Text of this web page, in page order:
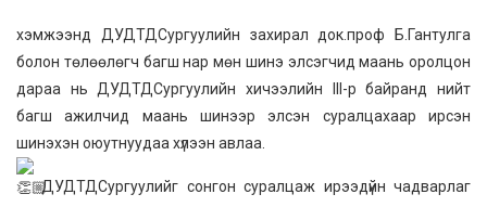
хэмжээнд ДУДТДСургуулийн захирал док.проф Б.Гантулга
болон төлөөлөгч багш нар мөн шинэ элсэгчид маань оролцон
дараа нь ДУДТДСургуулийн хичээлийн III-р байранд нийт
багш ажилчид маань шинээр элсэн суралцахаар ирсэн
шинэхэн оюутнуудаа хүлээн авлаа.
ДУДТДСургуулийг сонгон суралцаж ирээдүйн чадварлаг